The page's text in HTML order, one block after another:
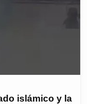
islámico y la